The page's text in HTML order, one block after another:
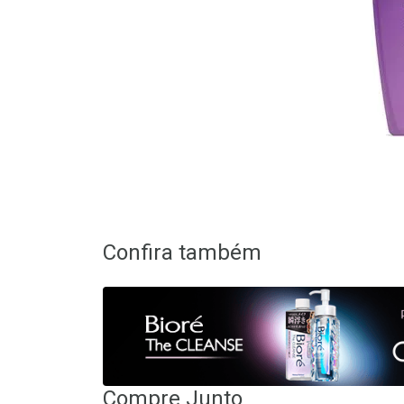
Confira também
Compre Junto